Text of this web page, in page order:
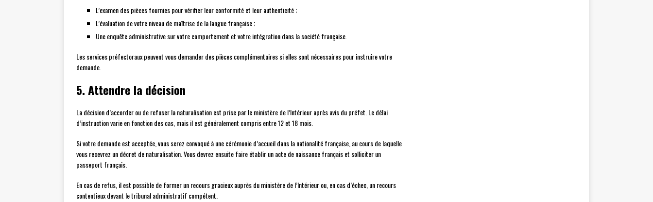
L’examen des pièces fournies pour vérifier leur conformité et leur authenticité ;
L’évaluation de votre niveau de maîtrise de la langue française ;
Une enquête administrative sur votre comportement et votre intégration dans la société française.
Les services préfectoraux peuvent vous demander des pièces complémentaires si elles sont nécessaires pour instruire votre
demande.
5. Attendre la décision
La décision d’accorder ou de refuser la naturalisation est prise par le ministère de l’Intérieur après avis du préfet. Le délai
d’instruction varie en fonction des cas, mais il est généralement compris entre 12 et 18 mois.
Si votre demande est acceptée, vous serez convoqué à une cérémonie d’accueil dans la nationalité française, au cours de laquelle
vous recevrez un décret de naturalisation. Vous devrez ensuite faire établir un acte de naissance français et solliciter un
passeport français.
En cas de refus, il est possible de former un recours gracieux auprès du ministère de l’Intérieur ou, en cas d’échec, un recours
contentieux devant le tribunal administratif compétent.